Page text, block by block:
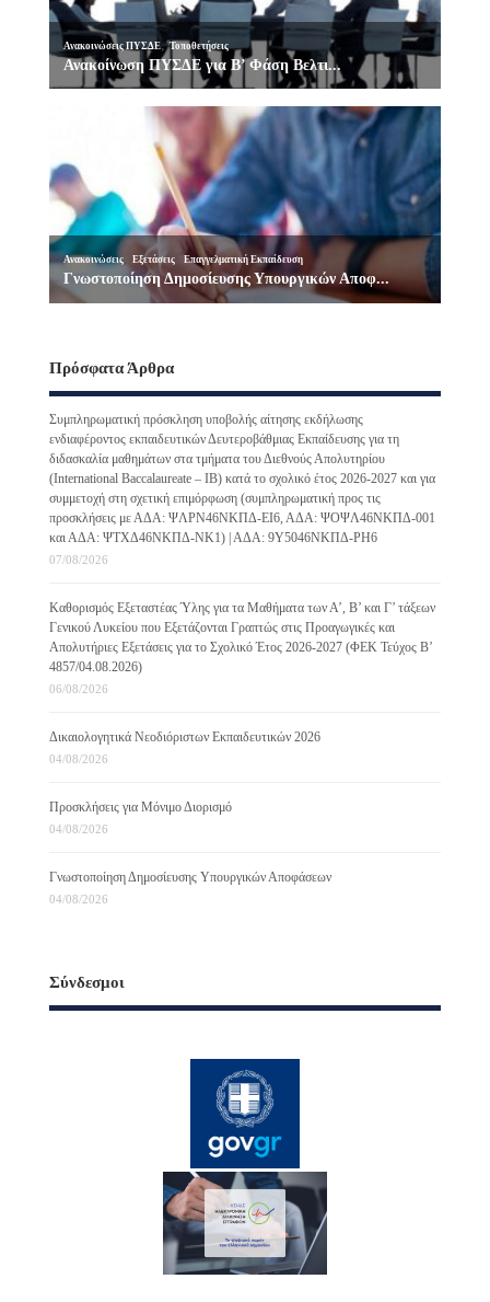
Πρόσφατα Άρθρα
Συμπληρωματική πρόσκληση υποβολής αίτησης εκδήλωσης
ενδιαφέροντος εκπαιδευτικών Δευτεροβάθμιας Εκπαίδευσης για τη
διδασκαλία μαθημάτων στα τμήματα του Διεθνούς Απολυτηρίου
(International Baccalaureate – IB) κατά το σχολικό έτος 2026-2027 και για
συμμετοχή στη σχετική επιμόρφωση (συμπληρωματική προς τις
προσκλήσεις με ΑΔΑ: ΨΛΡΝ46ΝΚΠΔ-ΕΙ6, ΑΔΑ: ΨΟΨΛ46ΝΚΠΔ-001
και ΑΔΑ: ΨΤΧΔ46ΝΚΠΔ-ΝΚ1) | ΑΔΑ: 9Υ5046ΝΚΠΔ-ΡΗ6
07/08/2026
Καθορισμός Εξεταστέας Ύλης για τα Μαθήματα των Α’, Β’ και Γ’ τάξεων
Γενικού Λυκείου που Εξετάζονται Γραπτώς στις Προαγωγικές και
Απολυτήριες Εξετάσεις για το Σχολικό Έτος 2026-2027 (ΦΕΚ Τεύχος B’
4857/04.08.2026)
06/08/2026
Δικαιολογητικά Νεοδιόριστων Εκπαιδευτικών 2026
04/08/2026
Προσκλήσεις για Μόνιμο Διορισμό
04/08/2026
Γνωστοποίηση Δημοσίευσης Υπουργικών Αποφάσεων
04/08/2026
Σύνδεσμοι